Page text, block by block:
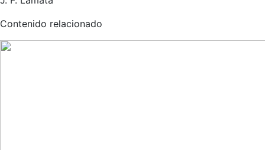
Contenido relacionado